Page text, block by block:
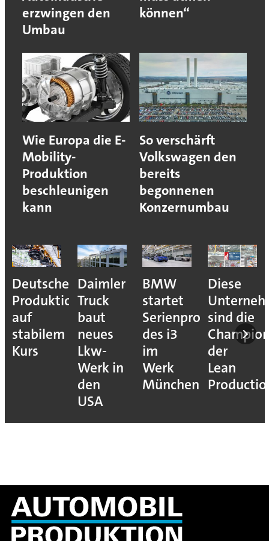
erzwingen den
Umbau
können“
Wie Europa die E-
Mobility-
Produktion
beschleunigen
kann
So verschärft
Volkswagen den
bereits
begonnenen
Konzernumbau
Deutsche
Produktion
auf
stabilem
Kurs
Daimler
Truck
baut
neues
Lkw-
Werk in
den
USA
BMW
startet
Serienproduktion
des i3
im
Werk
München
Diese
sind die
der
Lean